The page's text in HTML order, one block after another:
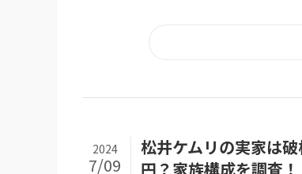
松井ケムリの実家は
円？家族構成を調査！
2024
7/09